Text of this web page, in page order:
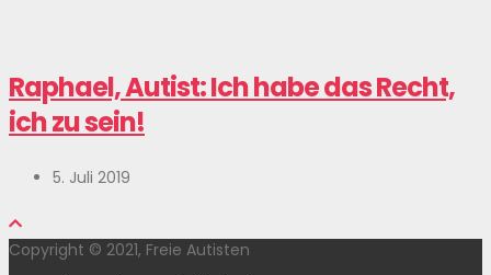
Raphael, Autist: Ich habe das Recht,
ich zu sein!
5. Juli 2019
Copyright © 2021, Freie Autisten